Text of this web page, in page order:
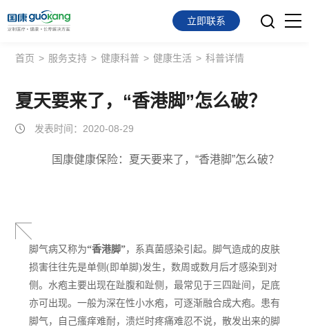
首页
面向会员
面向企业
服务支持
立即联系
首页 > 服务支持 > 健康科普 > 健康生活 > 科普详情
夏天要来了，“香港脚”怎么破？
发表时间：2020-08-29
国康健康保险：夏天要来了，“香港脚”怎么破？
脚气病又称为“香港脚”，系真菌感染引起。脚气造成的皮肤
损害往往先是单侧(即单脚)发生，数周或数月后才感染到对
侧。水疱主要出现在趾腹和趾侧，最常见于三四趾间，足底
亦可出现。一般为深在性小水疱，可逐渐融合成大疱。患有
脚气，自己瘙痒难耐，溃烂时疼痛难忍不说，散发出来的脚